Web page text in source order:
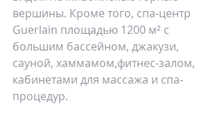
вершины. Кроме того, спа-центр
Guerlain площадью 1200 м² с
большим бассейном, джакузи,
сауной, хаммамом,фитнес-залом,
кабинетами для массажа и спа-
процедур.